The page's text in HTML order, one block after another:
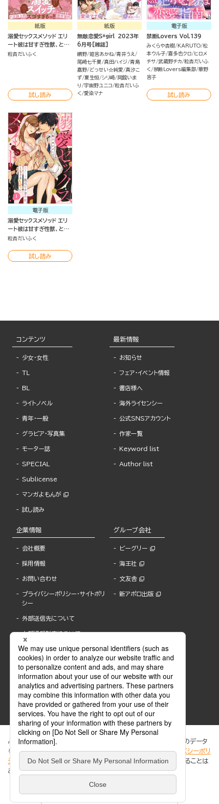
紙版
溺愛セックスメソッド エリ
ート彼は甘すぎ性獣、とき
どきウザい （1） 【かきおろ
粒杏だいふく
試し読み
紙版
無敵恋愛S*girl 2023年
6月号[雑誌]
網野 姫宮あかね 青井うえ
尾崎七千夏 真田ハイジ 青島
嘉野 どっせい☆純愛 真汐こ
ず 夏生恒 シリ崎 岡舘いま
り
宇宙野ユニコ 粒杏だいふ
く 愛染マナ
電子版
禁断Lovers Vol.139
みくらや杏樹 KARUTO 松
本ウル子 喜多也クロ
ヒロメ
チサ 武蔵野チカ 粒杏だいふ
く 禁断Lovers編集部 華野
宮子
試し読み
電子版
溺愛セックスメソッド エリ
ート彼は甘すぎ性獣、とき
どきウザい（分冊版）
粒杏だいふく
試し読み
コンテンツ
少女・女性
TL
BL
ライトノベル
青年・一般
グラビア・写真集
モーター誌
SPECIAL
Sublicense
マンガよもんが
試し読み
最新情報
お知らせ
フェア・イベント情報
書店様へ
海外ライセンシー
公式SNSアカウント
作家一覧
Keyword list
Author list
企業情報
会社概要
採用情報
お問い合わせ
プライバシーポリシー・サイトポリ
シー
外部送信先について
内部通報制度について
グループ会社
ビーグリー
海王社
文友舎
新アポロ出版
ABJマークは、この電子書店・電子書籍配信サービスが、著作権者からコンテンツ使用許諾を
得た正規版配信サービスであることを示す登録商標(登録番号 第6091713号)です。
ABJマークの詳細、ABJマークを掲示しているサービスの一覧はこちら。
ぶんか社が運営するサイトでは、利便性向上のためにCookie等のデータ
を使用しています。 当社のCookieについての詳細は、「プライバシーポリ
シー
」をご覧ください。当サイトでは、訪問者の個人情報を追跡することは
ありません。